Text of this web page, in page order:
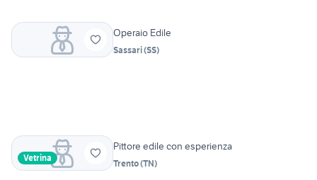
Operaio Edile
Sassari(SS)
Vetrina
Pittore edile con esperienza
Trento(TN)